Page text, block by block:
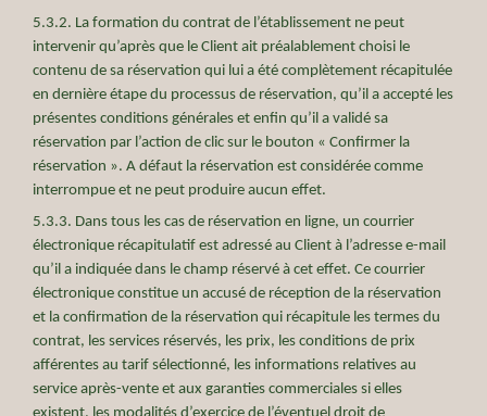
5.3.2. La formation du contrat de l’établissement ne peut
intervenir qu’après que le Client ait préalablement choisi le
contenu de sa réservation qui lui a été complètement récapitulée
en dernière étape du processus de réservation, qu’il a accepté les
présentes conditions générales et enfin qu’il a validé sa
réservation par l’action de clic sur le bouton « Confirmer la
réservation ». A défaut la réservation est considérée comme
interrompue et ne peut produire aucun effet.
5.3.3. Dans tous les cas de réservation en ligne, un courrier
électronique récapitulatif est adressé au Client à l’adresse e-mail
qu’il a indiquée dans le champ réservé à cet effet. Ce courrier
électronique constitue un accusé de réception de la réservation
et la confirmation de la réservation qui récapitule les termes du
contrat, les services réservés, les prix, les conditions de prix
afférentes au tarif sélectionné, les informations relatives au
service après-vente et aux garanties commerciales si elles